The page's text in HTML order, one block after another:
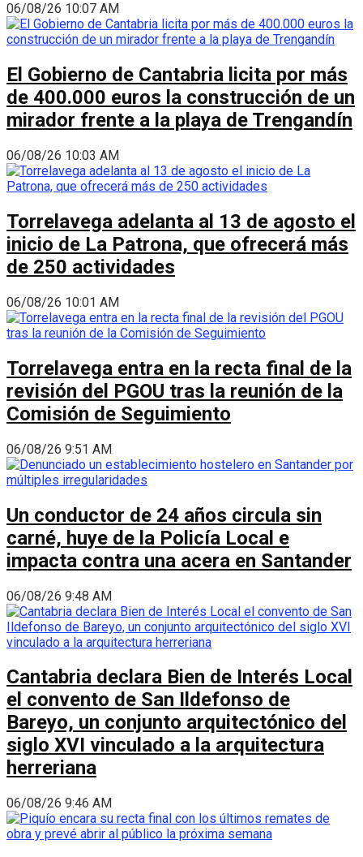
06/08/26 10:07 AM
El Gobierno de Cantabria licita por más
de 400.000 euros la construcción de un
mirador frente a la playa de Trengandín
06/08/26 10:03 AM
Torrelavega adelanta al 13 de agosto el
inicio de La Patrona, que ofrecerá más
de 250 actividades
06/08/26 10:01 AM
Torrelavega entra en la recta final de la
revisión del PGOU tras la reunión de la
Comisión de Seguimiento
06/08/26 9:51 AM
Un conductor de 24 años circula sin
carné, huye de la Policía Local e
impacta contra una acera en Santander
06/08/26 9:48 AM
Cantabria declara Bien de Interés Local
el convento de San Ildefonso de
Bareyo, un conjunto arquitectónico del
siglo XVI vinculado a la arquitectura
herreriana
06/08/26 9:46 AM